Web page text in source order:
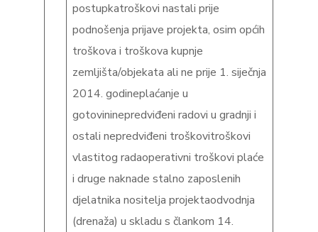
postupkatroškovi nastali prije
podnošenja prijave projekta, osim općih
troškova i troškova kupnje
zemljišta/objekata ali ne prije 1. siječnja
2014. godineplaćanje u
gotovininepredviđeni radovi u gradnji i
ostali nepredviđeni troškovitroškovi
vlastitog radaoperativni troškovi plaće
i druge naknade stalno zaposlenih
djelatnika nositelja projektaodvodnja
(drenaža) u skladu s člankom 14.